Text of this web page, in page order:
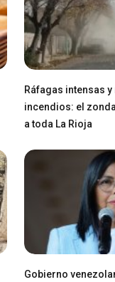
Ráfagas intensas
incendios: el
a toda La Rioja
Gobierno